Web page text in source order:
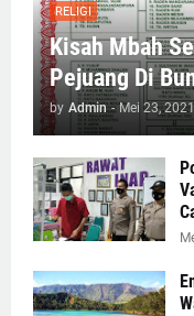
RELIGI
Kisah Mbah
Pejuang Di
by Admin - Mei 23, 2021